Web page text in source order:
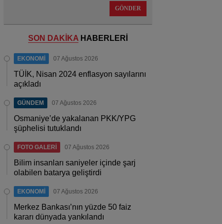
GÖNDER
SON DAKİKA HABERLERİ
EKONOMİ 07 Ağustos 2026
TÜİK, Nisan 2024 enflasyon sayılarını
açıkladı
GÜNDEM 07 Ağustos 2026
Osmaniye’de yakalanan PKK/YPG
şüphelisi tutuklandı
FOTO GALERİ 07 Ağustos 2026
Bilim insanları saniyeler içinde şarj
olabilen batarya geliştirdi
EKONOMİ 07 Ağustos 2026
Merkez Bankası’nın yüzde 50 faiz
kararı dünyada yankılandı